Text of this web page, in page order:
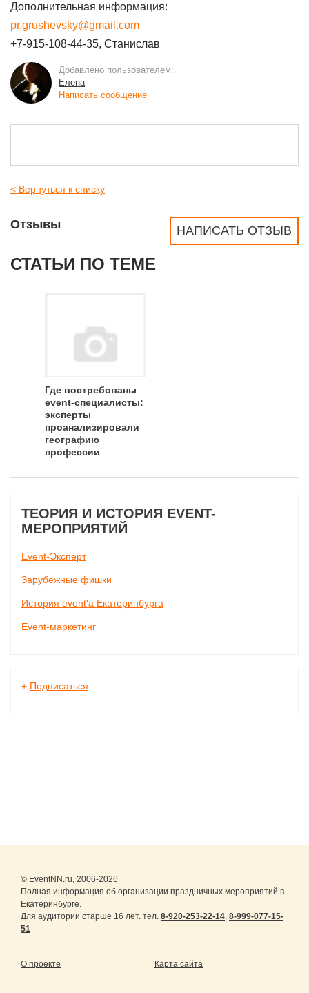
Дополнительная информация:
pr.grushevsky@gmail.com
+7-915-108-44-35, Станислав
Добавлено пользователем:
Елена
Написать сообщение
< Вернуться к списку
НАПИСАТЬ ОТЗЫВ
Отзывы
СТАТЬИ ПО ТЕМЕ
Где востребованы
event-специалисты:
эксперты
проанализировали
географию
профессии
ТЕОРИЯ И ИСТОРИЯ EVENT-
МЕРОПРИЯТИЙ
Event-Эксперт
Зарубежные фишки
История event'а Екатеринбурга
Event-маркетинг
+ Подписаться
© EventNN.ru, 2006-2026
Полная информация об организации праздничных мероприятий в
Екатеринбурге.
Для аудитории старше 16 лет. тел. 8-920-253-22-14, 8-999-077-15-
51
О проекте Карта сайта